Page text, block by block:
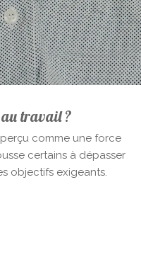
travail ?
comme une force
certains à dépasser
objectifs exigeants.